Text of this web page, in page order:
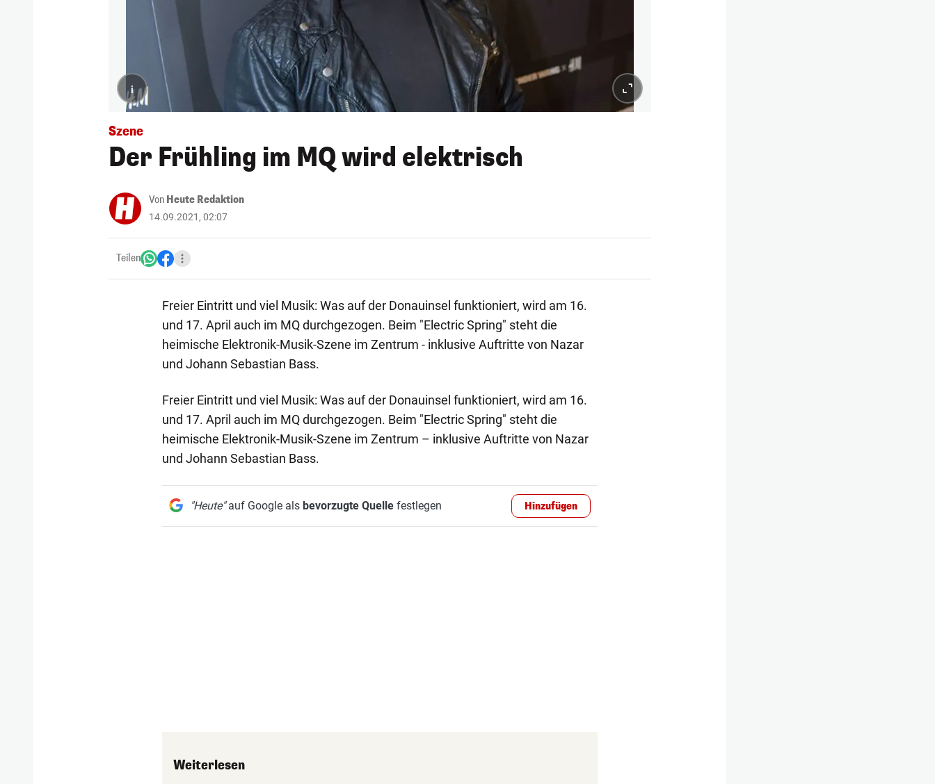
i
Szene
Der Frühling im MQ wird elektrisch
Von Heute Redaktion
14.09.2021, 02:07
Teilen
Freier Eintritt und viel Musik: Was auf der Donauinsel funktioniert, wird am 16.
und 17. April auch im MQ durchgezogen. Beim "Electric Spring" steht die
heimische Elektronik-Musik-Szene im Zentrum - inklusive Auftritte von Nazar
und Johann Sebastian Bass.
Freier Eintritt und viel Musik: Was auf der Donauinsel funktioniert, wird am 16.
und 17. April auch im MQ durchgezogen. Beim "Electric Spring" steht die
heimische Elektronik-Musik-Szene im Zentrum – inklusive Auftritte von Nazar
und Johann Sebastian Bass.
"Heute"auf Google als bevorzugte Quellefestlegen Hinzufügen
Weiterlesen